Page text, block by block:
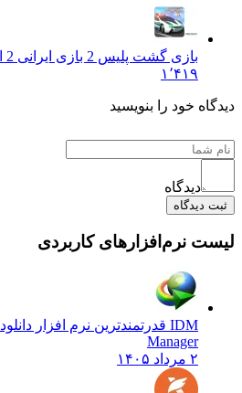
بازی گشت پلیس 2 بازی ایرانی 2 اندروید
۱٬۴۱۹
دیدگاه خود را بنویسید
دیدگاه
ثبت دیدگاه
لیست نرم‌افزارهای کاربردی
IDM قدرتمندترین نرم افزار دانلود
Manager
۲ مرداد ۱۴۰۵